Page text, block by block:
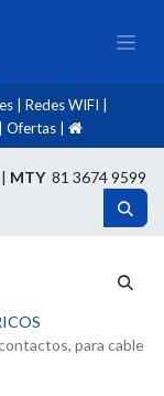
Redes WIFI
Ofertas
MTY81 3674 9599
para cable